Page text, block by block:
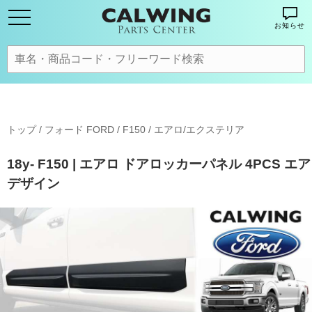
お知らせ
トップ/ フォード FORD / F150 / エアロ/エクステリア
18y- F150 | エアロ ドアロッカーパネル 4PCS エア
デザイン